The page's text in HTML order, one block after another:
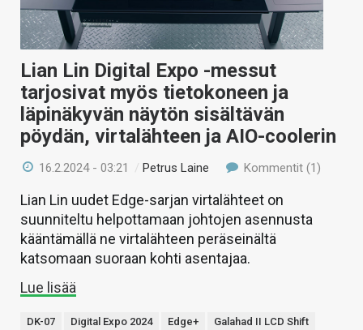
VAIHDA TEEMA
HAKU
Lian Lin Digital Expo -messut
tarjosivat myös tietokoneen ja
läpinäkyvän näytön sisältävän
pöydän, virtalähteen ja AIO-coolerin
16.2.2024 - 03:21 /Petrus Laine Kommentit (1)
Lian Lin uudet Edge-sarjan virtalähteet on
suunniteltu helpottamaan johtojen asennusta
kääntämällä ne virtalähteen peräseinältä
katsomaan suoraan kohti asentajaa.
Lue lisää
DK-07 Digital Expo 2024 Edge+
Galahad II LCD Shift